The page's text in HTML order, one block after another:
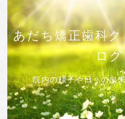
あだち矯正歯科
ログ
院内の様子や日々の出